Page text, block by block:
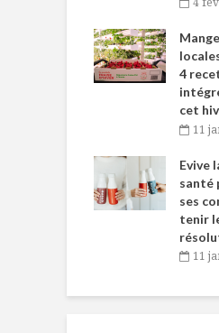
4
cet
11
Evive
santé
ses
tenir
11